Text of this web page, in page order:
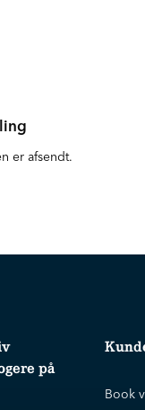
er afsendt.
på
Book